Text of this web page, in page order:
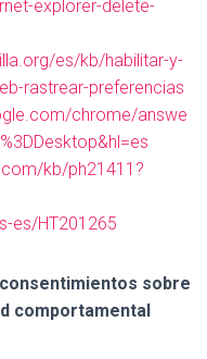
explorer-delete-
es/kb/habilitar-y-
rastrear-preferencias
chrome/answe
kb/ph21411?
es/HT201265
sobre
comportamental